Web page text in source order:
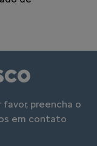
preencha o
em contato